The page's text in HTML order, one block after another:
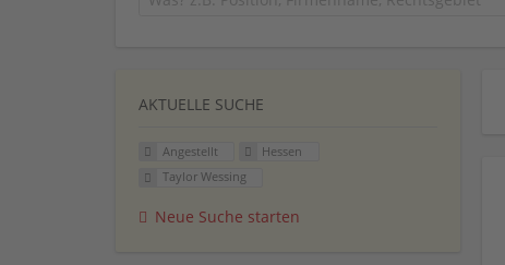
AKTUELLE SUCHE
Angestellt
Hessen
Taylor Wessing
Neue Suche starten